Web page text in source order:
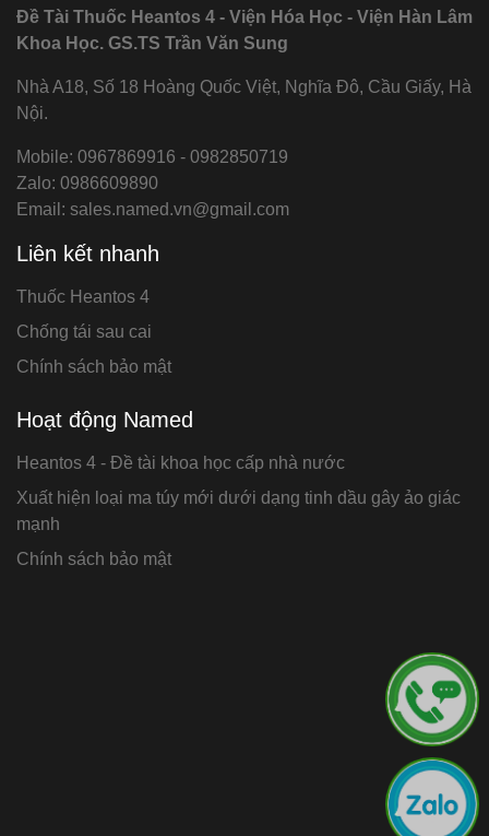
Đề Tài Thuốc Heantos 4 - Viện Hóa Học - Viện Hàn Lâm
Khoa Học. GS.TS Trần Văn Sung
Nhà A18, Số 18 Hoàng Quốc Việt, Nghĩa Đô, Cầu Giấy, Hà
Nội.
Mobile: 0967869916 - 0982850719
Zalo: 0986609890
Email: sales.named.vn@gmail.com
Liên kết nhanh
Thuốc Heantos 4
Chống tái sau cai
Chính sách bảo mật
Hoạt động Named
Heantos 4 - Đề tài khoa học cấp nhà nước
Xuất hiện loại ma túy mới dưới dạng tinh dầu gây ảo giác
mạnh
Chính sách bảo mật